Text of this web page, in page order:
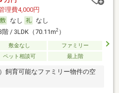
理費4,000円
なし
なし
階 / 3LDK（70.11m2）
敷金なし
ファミリー
ペット相談可 最上階
飼育可能なファミリー物件の空